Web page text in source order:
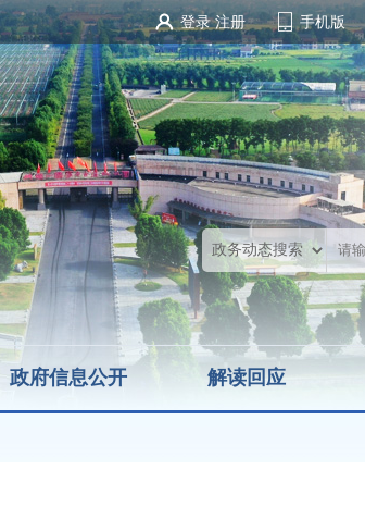
登录 注册 手机版
政府信息公开 解读回应